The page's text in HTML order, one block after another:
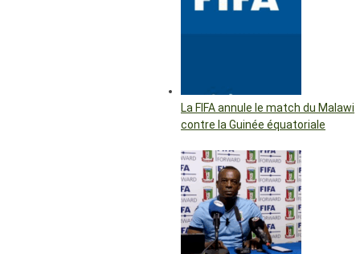
La FIFA annule le match du Malawi
contre la Guinée équatoriale